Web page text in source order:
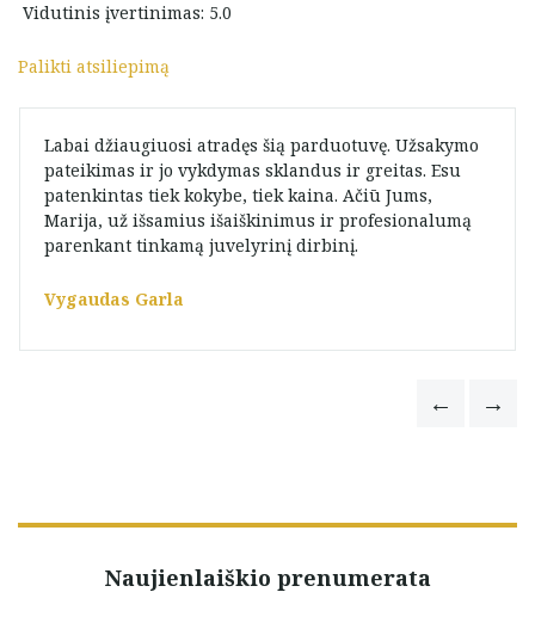
Vidutinis įvertinimas: 5.0
Palikti atsiliepimą
Labai džiaugiuosi atradęs šią parduotuvę. Užsakymo
pateikimas ir jo vykdymas sklandus ir greitas. Esu
patenkintas tiek kokybe, tiek kaina. Ačiū Jums,
Marija, už išsamius išaiškinimus ir profesionalumą
parenkant tinkamą juvelyrinį dirbinį.
Vygaudas Garla
Naujienlaiškio prenumerata